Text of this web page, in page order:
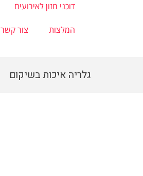
דוכני מזון לאירועים
המלצות צור קשר
גלריה איכות בשיקום